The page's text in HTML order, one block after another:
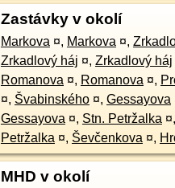
Zastávky v okolí
Markova ¤, Markova ¤,
Zrkadlový háj ¤, Zrkadlový háj
Romanova ¤, Romanova ¤,
¤, Švabinského ¤, Gessayova
Gessayova ¤, Stn. Petržalka ¤,
Petržalka ¤, Ševčenkova ¤,
MHD v okolí